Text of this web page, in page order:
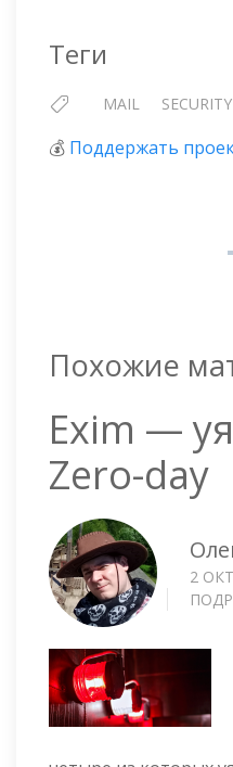
Теги
MAIL SECURITY
💰 Поддержать
Похожие
Exim —
Zero-day
2